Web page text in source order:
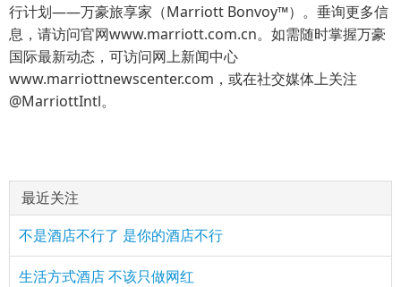
行计划——万豪旅享家（Marriott Bonvoy™）。垂询更多信
息，请访问官网www.marriott.com.cn。如需随时掌握万豪
国际最新动态，可访问网上新闻中心
www.marriottnewscenter.com，或在社交媒体上关注
@MarriottIntl。
最近关注
不是酒店不行了 是你的酒店不行
生活方式酒店 不该只做网红